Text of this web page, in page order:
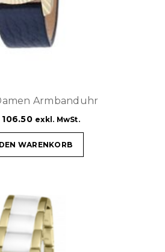
Armbanduhr
106.50 exkl. MwSt.
WARENKORB